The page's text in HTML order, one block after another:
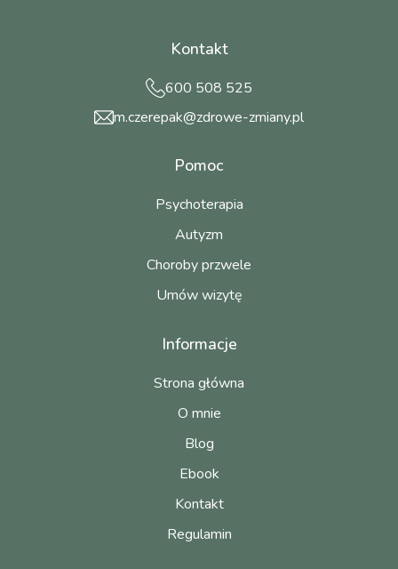
Kontakt
600 508 525
m.czerepak@zdrowe-zmiany.pl
Pomoc
Psychoterapia
Autyzm
Choroby przwele
Umów wizytę
Informacje
Strona główna
O mnie
Blog
Ebook
Kontakt
Regulamin